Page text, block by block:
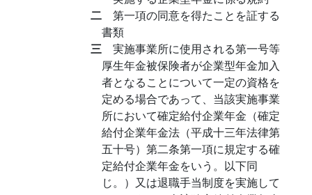
二 第一項の同意を得たことを証する
書類
三 実施事業所に使用される第一号等
厚生年金被保険者が企業型年金加入
者となることについて一定の資格を
定める場合であって、当該実施事業
所において確定給付企業年金（確定
給付企業年金法（平成十三年法律第
五十号）第二条第一項に規定する確
定給付企業年金をいう。以下同
じ。）又は退職手当制度を実施して